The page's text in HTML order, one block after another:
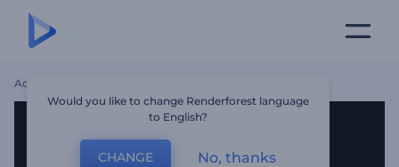
Accueil
Would you like to change Renderforest language
to English?
CHANGE No, thanks